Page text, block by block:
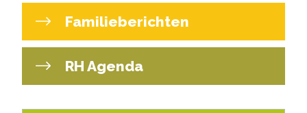
Familieberichten
RH Agenda